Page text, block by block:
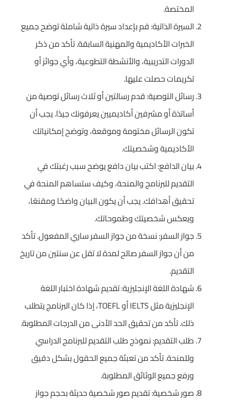
المختصة.
السيرة الذاتية: قم بإعداد سيرة ذاتية شاملة توضح جميع
الخبرات الأكاديمية والمهنية السابقة. تأكد من ذكر
الدورات التدريبية، والأنشطة التطوعية، وأي جوائز أو
تكريمات حصلت عليها.
رسائل التوصية: قدم رسالتين أو ثلاث رسائل توصية من
أساتذة أو مشرفين أكاديميين يعرفونك جيدًا. يجب أن
تكون الرسائل مختومة وموقعة، وتوضح إمكانياتك
الأكاديمية وشخصيتك.
بيان الدافع: اكتب بيان دافع يوضح سبب رغبتك في
التقديم للبرنامج والمنحة، وكيف ستساهم المنحة في
تحقيق أهدافك. يجب أن يكون البيان واضحًا ومقنعًا،
ويعكس شخصيتك وطموحاتك.
جواز السفر: نسخة من جواز السفر ساري المفعول. تأكد
من أن جواز السفر صالح لمدة لا تقل عن سنتين من تاريخ
التقديم.
شهادة اللغة الإنجليزية: تقديم شهادة اختبار اللغة
الإنجليزية مثل IELTS أو TOEFL، إذا كان البرنامج يتطلب
ذلك. تأكد من تحقيق الحد الأدنى من الدرجات المطلوبة.
طلب التقديم: نموذج طلب التقديم للبرنامج الدراسي
وللمنحة. تأكد من تعبئة جميع الحقول بشكل دقيق
ورفع جميع الوثائق المطلوبة.
صور شخصية: تقديم صور شخصية حديثة بحجم جواز